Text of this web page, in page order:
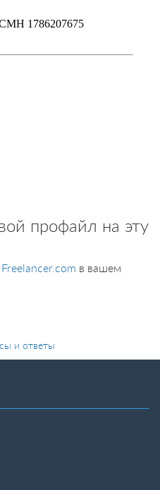
профайл на эту
Freelancer.com в вашем
и ответы